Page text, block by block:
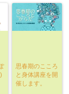
思春期のこころ
と身体講座を開
催します。